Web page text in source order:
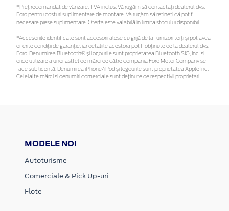
*Preţ recomandat de vânzare, TVA inclus. Vă rugăm să contactaţi dealerul dvs.
Ford pentru costuri suplimentare de montare. Vă rugăm să rețineți că pot fi
necesare piese suplimentare. Oferta este valabilă în limita stocului disponibil.
*Accesoriile identificate sunt accesorii alese cu grijă de la furnizori terți și pot avea
diferite condiții de garanție, iar detaliile acestora pot fi obținute de la dealerul dvs.
Ford. Denumirea Bluetooth® și logourile sunt proprietatea Bluetooth SIG, Inc. și
orice utilizare a unor astfel de mărci de către compania Ford Motor Company se
face sub licență. Denumirea iPhone/iPod și logourile sunt proprietatea Apple Inc.
Celelalte mărci și denumiri comerciale sunt deținute de respectivii proprietari
MODELE NOI
Autoturisme
Comerciale & Pick Up-uri
Flote